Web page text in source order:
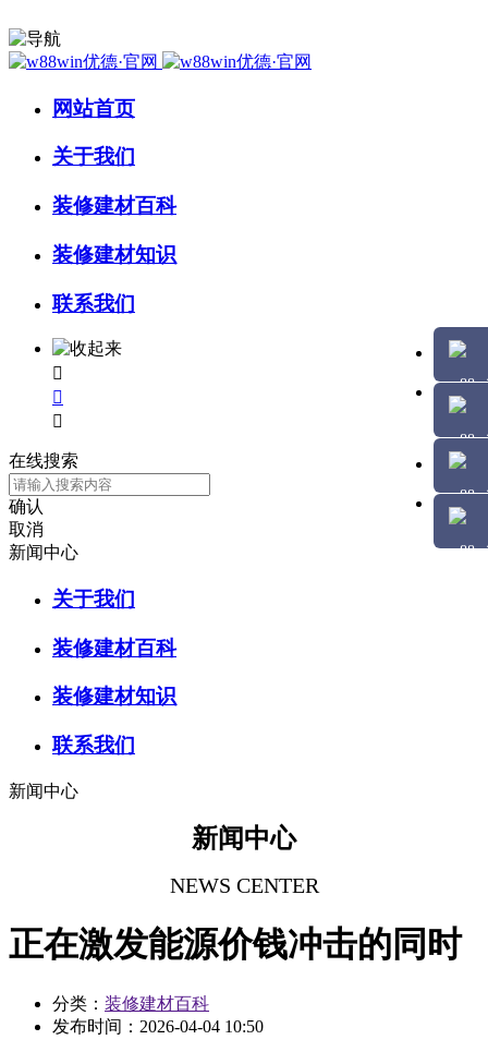
网站首页
关于我们
装修建材百科
装修建材知识
联系我们



在线搜索
确认
取消
新闻中心
关于我们
装修建材百科
装修建材知识
联系我们
新闻中心
新闻中心
NEWS CENTER
正在激发能源价钱冲击的同时
分类： 装修建材百科
发布时间： 2026-04-04 10:50